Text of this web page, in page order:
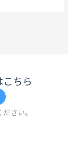
ちら
さい。